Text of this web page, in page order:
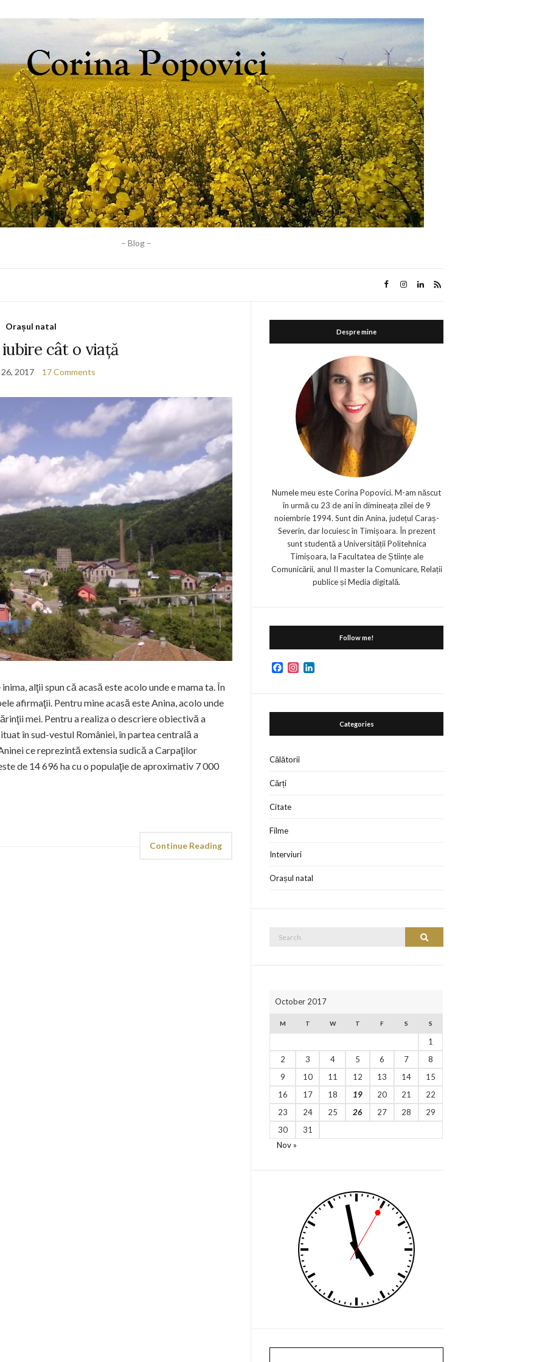
– Blog –
Orașul natal
cât o viață
2017 17 Comments
alţii spun că acasă este acolo unde e mama ta. În
afirmaţii. Pentru mine acasă este Anina, acolo unde
mei. Pentru a realiza o descriere obiectivă a
în sud-vestul României, în partea centrală a
ce reprezintă extensia sudică a Carpaţilor
de 14 696 ha cu o populaţie de aproximativ 7 000
Continue Reading
Despre mine
Numele meu este Corina Popovici. M-am născut
în urmă cu 23 de ani în dimineața zilei de 9
noiembrie 1994. Sunt din Anina, județul Caraș-
Severin, dar locuiesc în Timișoara. În prezent
sunt studentă a Universității Politehnica
Timișoara, la Facultatea de Științe ale
Comunicării, anul II master la Comunicare, Relații
publice și Media digitală.
Follow me!
FacebookInstagram
Categories
Călătorii
Cărți
Citate
Filme
Interviuri
Orașul natal
October 2017
M T W T F S S
1
2
3 4 5 6 7
8
9
10 11 12 13 14
15
16
17 18 19 20 21
22
23
24 25 26 27 28
29
30
31
Nov »